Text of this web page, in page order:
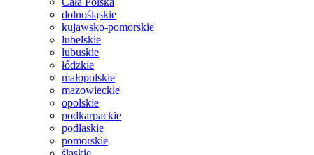
dolnośląskie
kujawsko-pomorskie
lubelskie
lubuskie
łódzkie
małopolskie
mazowieckie
opolskie
podkarpackie
podlaskie
pomorskie